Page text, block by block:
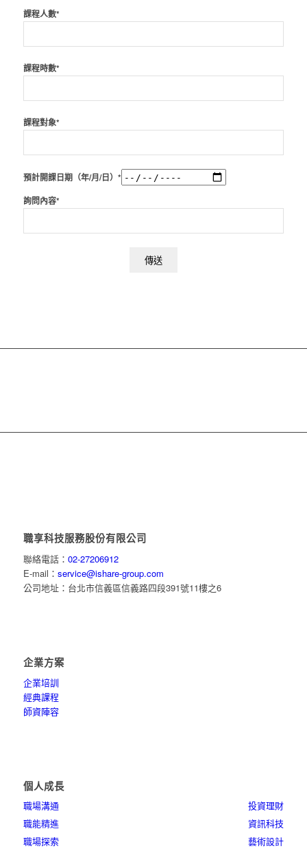
課程人數*
課程時數*
課程對象*
預計開課日期（年/月/日）*
詢問內容*
職享科技服務股份有限公司
聯絡電話： 02-27206912
E-mail： service@ishare-group.com
公司地址：台北市信義區信義路四段391號11樓之6
企業方案
企業培訓
經典課程
師資陣容
個人成長
職場溝通
職能精進
職場探索
投資理財
資訊科技
藝術設計